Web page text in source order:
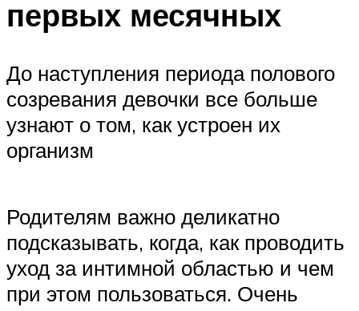
первых месячных
До наступления периода полового
созревания девочки все больше
узнают о том, как устроен их
организм
Родителям важно деликатно
подсказывать, когда, как проводить
уход за интимной областью и чем
при этом пользоваться. Очень